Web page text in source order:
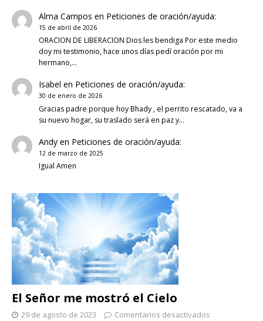
Alma Campos en Peticiones de oración/ayuda:
15 de abril de 2026
ORACION DE LIBERACION Dios les bendiga Por este medio
doy mi testimonio, hace unos días pedí oración por mi
hermano,…
Isabel en Peticiones de oración/ayuda:
30 de enero de 2026
Gracias padre porque hoy Bhady , el perrito rescatado, va a
su nuevo hogar, su traslado será en paz y…
Andyen Peticiones de oración/ayuda:
12 de marzo de 2025
Igual Amen
El Señor me mostró el Cielo
29 de agosto de 2023 Comentarios desactivados